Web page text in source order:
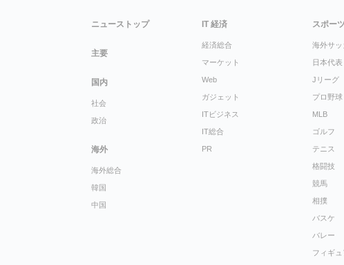
ニューストップ
主要
国内
社会
政治
海外
海外総合
韓国
中国
IT 経済
経済総合
マーケット
Web
ガジェット
ITビジネス
IT総合
PR
スポーツ
海外サッ
日本代表
Jリーグ
プロ野球
MLB
ゴルフ
テニス
格闘技
競馬
相撲
バスケ
バレー
フィギュ